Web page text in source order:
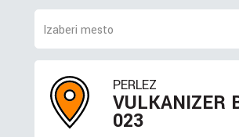
PERLEZ
VULKANIZER
023